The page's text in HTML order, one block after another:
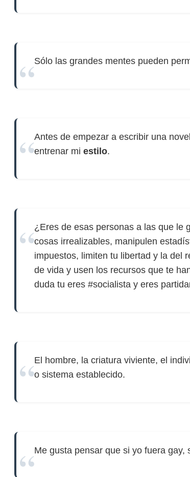
Sólo las grandes mentes pueden
Antes de empezar a escribir una
entrenar mi estilo.
¿Eres de esas personas a las que le
cosas irrealizables, manipulen
impuestos, limiten tu libertad y la del
de vida y usen los recursos que te
duda tu eres #socialista y eres
El hombre, la criatura viviente, el
o sistema establecido.
Me gusta pensar que si yo fuera gay,